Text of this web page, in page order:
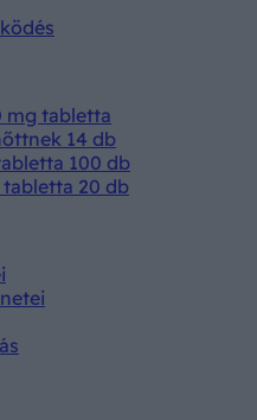
mg tabletta
14 db
100 db
20 db